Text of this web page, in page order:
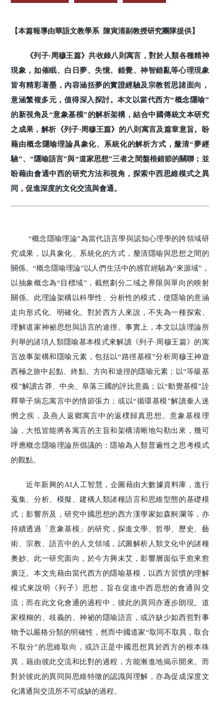
【本篇報導由華語文教學系 陳寅清副教授研究團隊提供】
《列子‧周穆王篇》共收錄八則寓言，對於人類各種精神
現象，如催眠、白日夢、失憶、錯覺、神智錯亂等心理現象
皆有精彩著墨，內容涵括夢的實證經驗及宗教哲思諸面向，
意涵繁複多元，值得深入探討。本文以當代西方“概念隱喻”
的新視角及“意象基模”的解析架構，結合中國傳統文本研究
之成果，解析《列子‧周穆王篇》的八則寓言及篇章意旨。盼
藉由概念隱喻理論具象化、系統化的解析方式，釐清“夢經
驗”、“隱喻語言”與“道家思想”三者之間盤根錯節的關聯；並
盼藉由會通中西的研究方法和視角，探索中西思維模式之異
同，促進深度的文化交流與會通。
“概念隱喻理論”為當代語言學與認知心理學的跨領域研
究成果，以具象化、系統化的方式，釐清隱喻與思想之間的
關係。“概念隱喻理論”以人們生活中的感官經驗為“來源域”，
以抽象概念為“目標域”，截然劃分二域之界限與單向的映射
關係。此理論架構以科學性、分析性的模式，使隱喻的意涵
走向形式化、明確化。對於西方人來說，不失為一種探索、
理解道家神祕思想與語言的途徑。事實上，本文以該理論所
列舉的諸項人類隱喻基本模式來解讀《列子‧周穆王篇》的寓
言故事架構和隱喻元素，包括以“路徑基模”分析周穆王神遊
西極之旅中起點、終點、方向和途徑的隱喻元素；以“等級基
模”解讀古莽、中央、阜落三國的評比意義；以“動覺基模”詮
釋華子病忘寓言中的情節張力；或以“循環基模”解讀秦人迷
惘之疾，及燕人返鄉寓言中的返樸歸真思想。意象基模理
論，大抵皆能將各寓言的主旨和架構清晰地勾勒出來，幾可
呼應概念隱喻理論所倡議的：隱喻為人類普遍性之思考模式
的觀點。
近年新興的AI人工智慧，企圖藉由大數據資料庫，進行
蒐集、分析、模擬、建構人類諸種語言和思維型態的基礎模
式；影響所及，研究中國思想的西方漢學家如森舸瀾等，亦
持續透過「意象基模」的研究，探進文學、哲學、歷史、藝
術、宗教、語言中的人文領域，試圖解析人類文化中的諸種
奧妙。此一研究面向，於今方興未艾，影響層面似乎愈來愈
廣泛。本文先藉由當代西方的隱喻基模，以西方習慣的理解
模式來說明《列子》思想，旨在促進中西思想的會通與交
流；而在此文化會通的過程中，彼此的異同亦逐步朗現。道
家模糊的、歧義的、神祕的隱喻語言，或許缺少如西哲對事
物予以嚴格分類的明確性，然而中國道家“取同不取異，取合
不取分”的思維取向，或許正是中國思想異於西方的根本殊
異，藉由彼此交流和比對的過程，方能漸進地揭示開來。而
對於彼此的異同與思維特徵的認識與理解，亦為促成深度文
化溝通與交流所不可或缺的過程。